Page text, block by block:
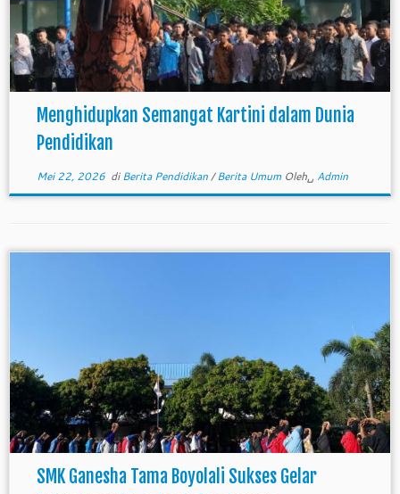
Menghidupkan Semangat Kartini dalam Dunia
Pendidikan
Mei 22, 2026diBerita Pendidikan/Berita Umum Oleh␣ Admin
SMK Ganesha Tama Boyolali Sukses Gelar